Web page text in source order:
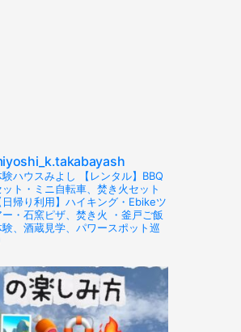
験ハウスみよし 【レンタル】BBQ
ット・ミニ自転車、焚き火セット
日帰り利用】ハイキング・Ebikeツ
ー・石窯ピザ、焚き火 ・釜戸ご飯
験、酒蔵見学、パワースポット巡